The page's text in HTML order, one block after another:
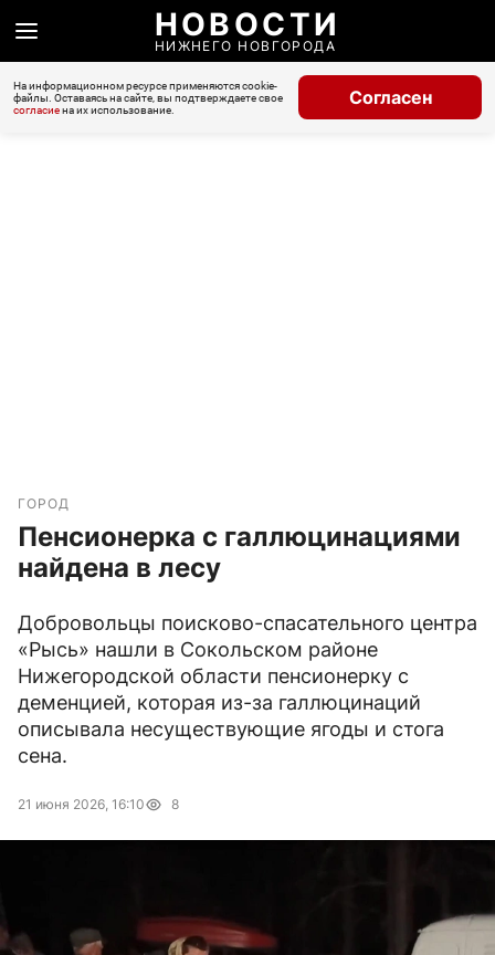
НОВОСТИ
НИЖНЕГО НОВГОРОДА
На информационном ресурсе применяются cookie-
файлы. Оставаясь на сайте, вы подтверждаете свое
согласиена их использование.
Согласен
ГОРОД
Пенсионерка с галлюцинациями
найдена в лесу
Добровольцы поисково-спасательного центра
«Рысь» нашли в Сокольском районе
Нижегородской области пенсионерку с
деменцией, которая из-за галлюцинаций
описывала несуществующие ягоды и стога
сена.
21 июня 2026, 16:10 8